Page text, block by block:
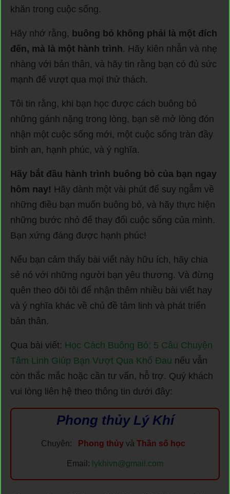
khăn trong cuộc sống.
Hãy nhớ rằng, buông bỏ không phải là một đích
đến, mà là một hành trình. Hãy kiên nhẫn và nhẹ
nhàng với bản thân, và hãy tin rằng bạn có đủ sức
mạnh để vượt qua mọi thử thách.
Tôi tin rằng, khi bạn học được cách buông bỏ
những gánh nặng trong lòng, bạn sẽ mở lòng đón
nhận một cuộc sống mới, một cuộc sống tràn đầy
bình an, hạnh phúc, và ý nghĩa.
Hãy bắt đầu hành trình buông bỏ của bạn ngay
hôm nay! Hãy dành một vài phút để suy ngẫm về
những điều bạn muốn buông bỏ, và hãy thực hiện
những bước nhỏ để thay đổi cuộc sống của mình.
Bạn xứng đáng được hạnh phúc!
Nếu bạn cảm thấy bài viết này hữu ích, hãy chia
sẻ nó với những người bạn yêu thương. Và đừng
quên theo dõi tôi để nhận thêm nhiều bài viết hay
và ý nghĩa khác về chủ đề tâm linh và phát triển
bản thân.
Qua bài viết: Học Cách Buông Bỏ: 5 Câu Chuyện
Tâm Linh Giúp Bạn Vượt Qua Khổ Đau nếu vẫn
còn thắc mắc hoặc cần tư vấn, hỗ trợ. Quý khách
vui lòng liên hệ theo thông tin dưới đây:
Phong thủy Lý Khí
Chuyên: Phong thủyvà Thần số học
Email: lykhivn@gmail.com